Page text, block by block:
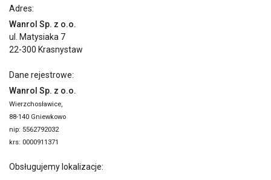
Adres:
Wanrol Sp. z o.o.
ul. Matysiaka 7
22-300 Krasnystaw
Dane rejestrowe:
Wanrol Sp. z o.o.
Wierzchosławice,
88-140 Gniewkowo
nip: 5562792032
krs: 0000911371
Obsługujemy lokalizacje: